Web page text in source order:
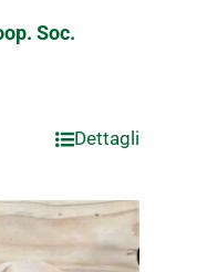
Soc.
Dettagli